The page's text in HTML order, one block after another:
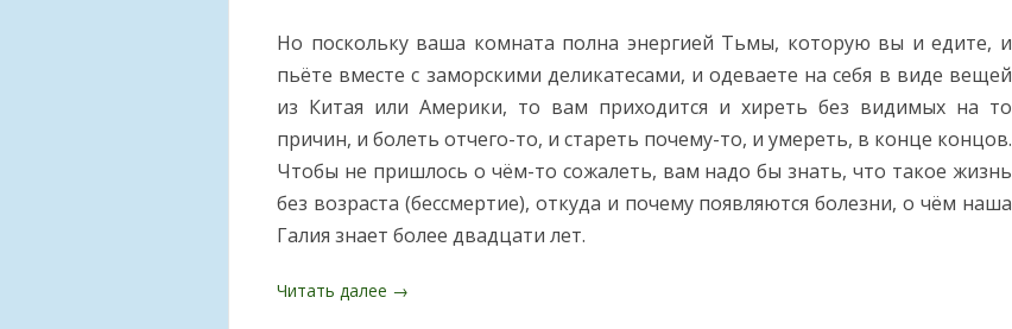
Но поскольку ваша комната полна энергией Тьмы, которую вы и едите, и
пьёте вместе с заморскими деликатесами, и одеваете на себя в виде вещей
из Китая или Америки, то вам приходится и хиреть без видимых на то
причин, и болеть отчего-то, и стареть почему-то, и умереть, в конце концов.
Чтобы не пришлось о чём-то сожалеть, вам надо бы знать, что такое жизнь
без возраста (бессмертие), откуда и почему появляются болезни, о чём наша
Галия знает более двадцати лет.
Читать далее →